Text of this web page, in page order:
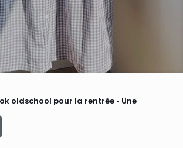
oldschool pour la rentrée • Une